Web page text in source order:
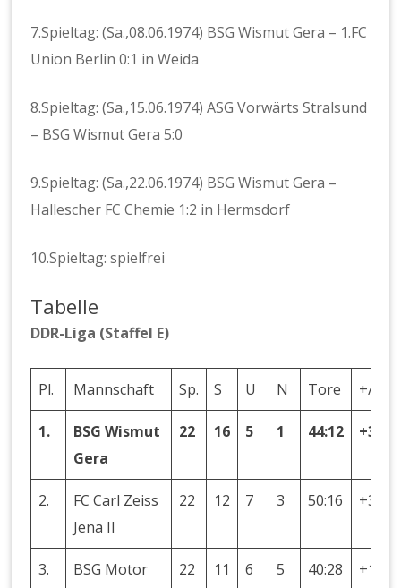
7.Spieltag: (Sa.,08.06.1974) BSG Wismut Gera – 1.FC
Union Berlin 0:1 in Weida
8.Spieltag: (Sa.,15.06.1974) ASG Vorwärts Stralsund
– BSG Wismut Gera 5:0
9.Spieltag: (Sa.,22.06.1974) BSG Wismut Gera –
Hallescher FC Chemie 1:2 in Hermsdorf
10.Spieltag: spielfrei
Tabelle
DDR-Liga (Staffel E)
Pl. Mannschaft Sp. S U N Tore +/–
1.
BSG Wismut
Gera
22 16 5 1 44:12 +32
2.
FC Carl Zeiss
Jena II
22 12 7 3 50:16 +34
3.
BSG Motor
22 11 6 5 40:28 +12